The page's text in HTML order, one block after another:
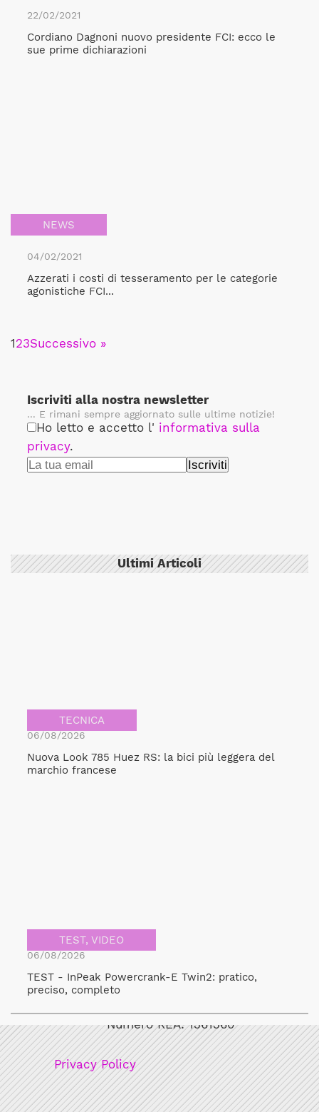
22/02/2021
Cordiano Dagnoni nuovo presidente FCI: ecco le
sue prime dichiarazioni
NEWS
04/02/2021
Azzerati i costi di tesseramento per le categorie
agonistiche FCI...
123Successivo »
Iscriviti alla nostra newsletter
... E rimani sempre aggiornato sulle ultime notizie!
Ho letto e accetto l' informativa sulla
privacy.
Ultimi Articoli
TECNICA
06/08/2026
Nuova Look 785 Huez RS: la bici più leggera del
marchio francese
TEST, VIDEO
06/08/2026
TEST - InPeak Powercrank-E Twin2: pratico,
preciso, completo
Bicicult srl
Numero REA: 1361360
Privacy Policy